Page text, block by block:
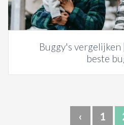
Buggy's
beste
‹ 1